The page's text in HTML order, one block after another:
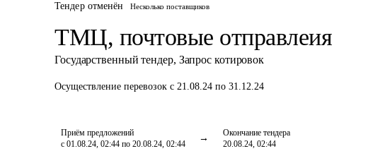
Тендер отменён Несколько поставщиков
ТМЦ, почтовые отправлеия
Государственный тендер, Запрос котировок
Осуществление перевозок с 21.08.24 по 31.12.24
Приём предложений
с 01.08.24, 02:44 по 20.08.24, 02:44
Окончание тендера
20.08.24, 02:44